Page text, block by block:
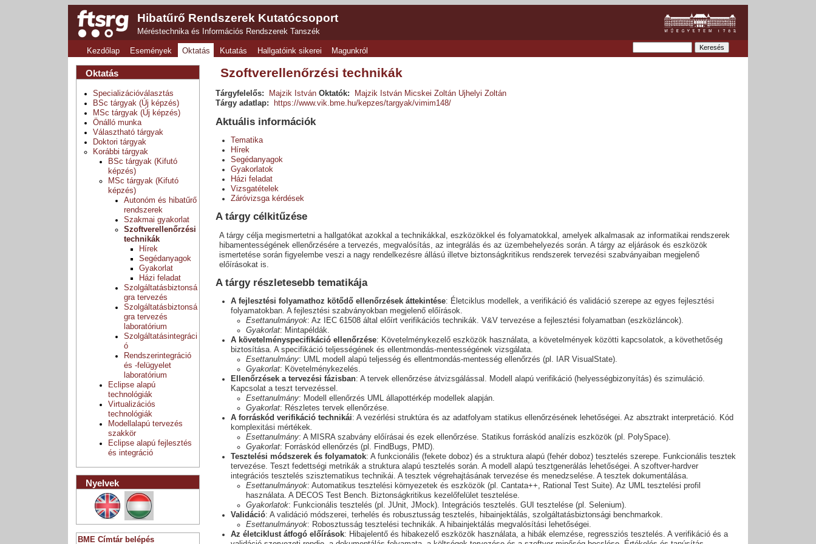
Hibatűrő Rendszerek Kutatócsoport
Méréstechnika és Információs Rendszerek Tanszék
Kezdőlap Események Oktatás Kutatás Hallgatóink sikerei Magunkról
Szoftverellenőrzési technikák
Tárgyfelelős: Majzik István Oktatók: Majzik István Micskei Zoltán Ujhelyi Zoltán
Tárgy adatlap:
https://www.vik.bme.hu/kepzes/targyak/vimim148/
Aktuális információk
Tematika
Hírek
Segédanyagok
Gyakorlatok
Házi feladat
Vizsgatételek
Záróvizsga kérdések
A tárgy célkitűzése
A tárgy célja megismertetni a hallgatókat azokkal a technikákkal, eszközökkel és folyamatokkal, amelyek alkalmasak az informatikai rendszerek
hibamentességének ellenőrzésére a tervezés, megvalósítás, az integrálás és az üzembehelyezés során. A tárgy az eljárások és eszközök
ismertetése során figyelembe veszi a nagy rendelkezésre állású illetve biztonságkritikus rendszerek tervezési szabványaiban megjelenő
előírásokat is.
A tárgy részletesebb tematikája
A fejlesztési folyamathoz kötődő ellenőrzések áttekintése: Életciklus modellek, a verifikáció és validáció szerepe az egyes fejlesztési
folyamatokban. A fejlesztési szabványokban megjelenő előírások.
Esettanulmányok: Az IEC 61508 által előírt verifikációs technikák. V&V tervezése a fejlesztési folyamatban (eszközláncok).
Gyakorlat: Mintapéldák.
A követelményspecifikáció ellenőrzése: Követelménykezelő eszközök használata, a követelmények közötti kapcsolatok, a követhetőség
biztosítása. A specifikáció teljességének és ellentmondás-mentességének vizsgálata.
Esettanulmány: UML modell alapú teljesség és ellentmondás-mentesség ellenőrzés (pl. IAR VisualState).
Gyakorlat: Követelménykezelés.
Ellenőrzések a tervezési fázisban: A tervek ellenőrzése átvizsgálással. Modell alapú verifikáció (helyességbizonyítás) és szimuláció.
Kapcsolat a teszt tervezéssel.
Esettanulmány: Modell ellenőrzés UML állapottérkép modellek alapján.
Gyakorlat: Részletes tervek ellenőrzése.
A forráskód verifikáció technikái: A vezérlési struktúra és az adatfolyam statikus ellenőrzésének lehetőségei. Az absztrakt interpretáció. Kód
komplexitási mértékek.
Esettanulmány: A MISRA szabvány előírásai és ezek ellenőrzése. Statikus forráskód analízis eszközök (pl. PolySpace).
Gyakorlat: Forráskód ellenőrzés (pl. FindBugs, PMD).
Tesztelési módszerek és folyamatok: A funkcionális (fekete doboz) és a struktura alapú (fehér doboz) tesztelés szerepe. Funkcionális tesztek
tervezése. Teszt fedettségi metrikák a struktura alapú tesztelés során. A modell alapú tesztgenerálás lehetőségei. A szoftver-hardver
integrációs tesztelés szisztematikus technikái. A tesztek végrehajtásának tervezése és menedzselése. A tesztek dokumentálása.
Esettanulmányok: Automatikus tesztelési környezetek és eszközök (pl. Cantata++, Rational Test Suite). Az UML tesztelési profil
használata. A DECOS Test Bench. Biztonságkritikus kezelőfelület tesztelése.
Gyakorlatok: Funkcionális tesztelés (pl. JUnit, JMock). Integrációs tesztelés. GUI tesztelése (pl. Selenium).
Validáció: A validáció módszerei, terhelés és robusztusság tesztelés, hibainjektálás, szolgáltatásbiztonsági benchmarkok.
Esettanulmányok: Robosztusság tesztelési technikák. A hibainjektálás megvalósítási lehetőségei.
Az életciklust átfogó előírások: Hibajelentő és hibakezelő eszközök használata, a hibák elemzése, regressziós tesztelés. A verifikáció és a
Oktatás
Specializációválasztás
BSc tárgyak (Új képzés)
MSc tárgyak (Új képzés)
Önálló munka
Választható tárgyak
Doktori tárgyak
Korábbi tárgyak
BSc tárgyak (Kifutó
képzés)
MSc tárgyak (Kifutó
képzés)
Autonóm és hibatűrő
rendszerek
Szakmai gyakorlat
Szoftverellenőrzési
technikák
Hírek
Segédanyagok
Gyakorlat
Házi feladat
Szolgáltatásbiztonsá
gra tervezés
Szolgáltatásbiztonsá
gra tervezés
laboratórium
Szolgáltatásintegráci
ó
Rendszerintegráció
és -felügyelet
laboratórium
Eclipse alapú
technológiák
Virtualizációs
technológiák
Modellalapú tervezés
szakkör
Eclipse alapú fejlesztés
és integráció
Nyelvek
BME Címtár belépés